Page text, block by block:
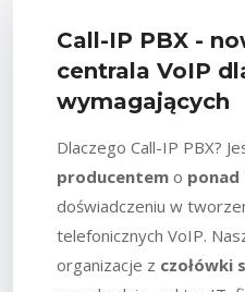
Call-IP PBX -
centrala VoIP
wymagających
Dlaczego Call-IP PBX?
producentem o ponad
doświadczeniu w
telefonicznych VoIP.
organizacje z czołówki